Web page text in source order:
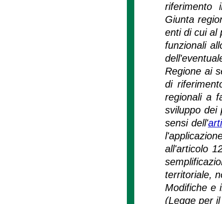
riferimento
Giunta
enti di cui al
funzionali
Regione ai
di
regionali a
sviluppo dei
sensi dell'
all'articolo
territoriale,
Modifiche e
(Legge per